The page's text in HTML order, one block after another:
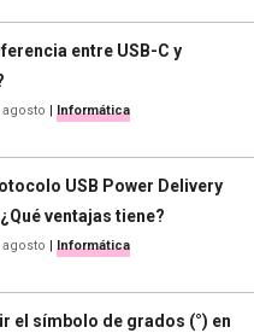
entre USB-C y
agosto Informática
USB Power Delivery
ventajas tiene?
agosto Informática
el símbolo de grados (°) en